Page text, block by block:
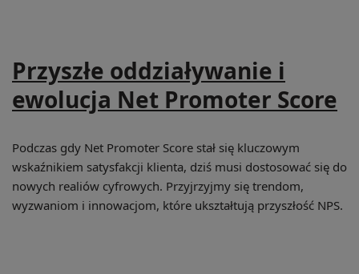
Przyszłe oddziaływanie i
ewolucja Net Promoter Score
Podczas gdy Net Promoter Score stał się kluczowym
wskaźnikiem satysfakcji klienta, dziś musi dostosować się do
nowych realiów cyfrowych. Przyjrzyjmy się trendom,
wyzwaniom i innowacjom, które ukształtują przyszłość NPS.